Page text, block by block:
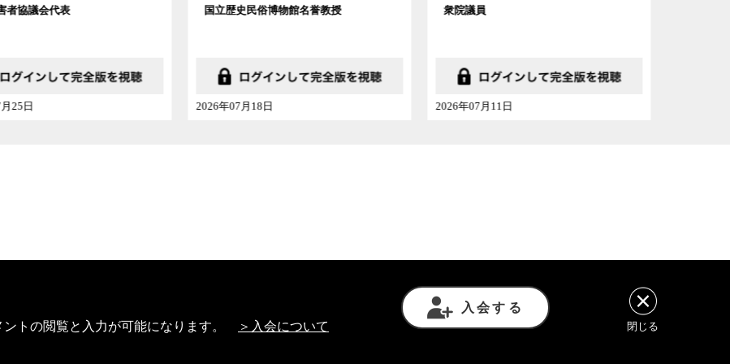
民俗博物館名誉教授
月18日
衆院議員
2026年07月11日
かんぽ経済研究所主席研究員
2026年07月04日
利用規約 プライバシーポリシー
トの閲覧と入力が可能になります。 ＞入会について
入会する
閉じる